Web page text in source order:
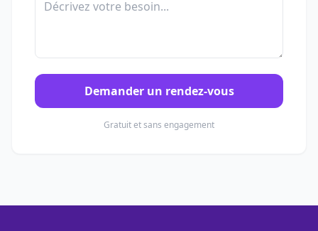
Demander un rendez-vous
Gratuit et sans engagement